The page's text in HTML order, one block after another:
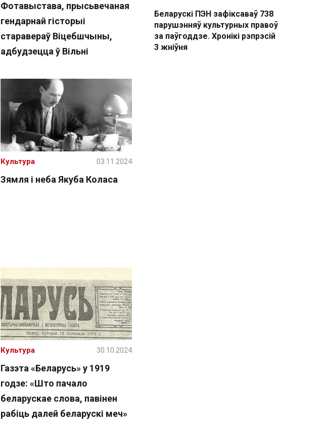
Фотавыстава, прысьвечаная
гендарнай гісторыі
старавераў Віцебшчыны,
адбудзецца ў Вільні
Зямля і неба Якуба Коласа
Культура 03.11.2024
Газэта «Беларусь» у 1919
годзе: «Што пачало
беларускае слова, павінен
рабіць далей беларускі меч»
Культура 30.10.2024
Беларускі ПЭН зафіксаваў 738
парушэнняў культурных правоў
за паўгоддзе. Хронікі рэпрэсій
3 жніўня